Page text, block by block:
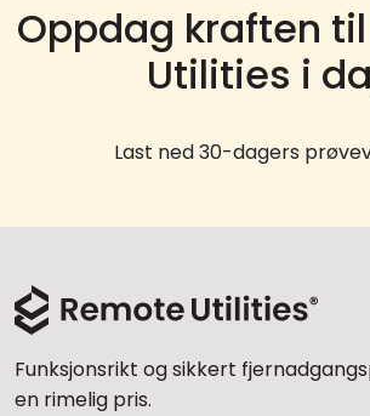
Oppdag kraften
Utilities i
Last ned 30-dagers
Funksjonsrikt og sikkert
en rimelig pris.